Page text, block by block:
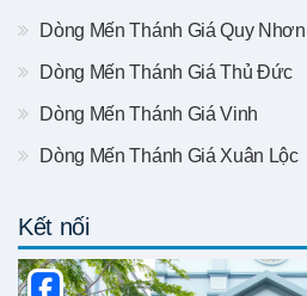
Dòng Mến Thánh Giá Quy Nhơn
Dòng Mến Thánh Giá Thủ Đức
Dòng Mến Thánh Giá Vinh
Dòng Mến Thánh Giá Xuân Lộc
Kết nối